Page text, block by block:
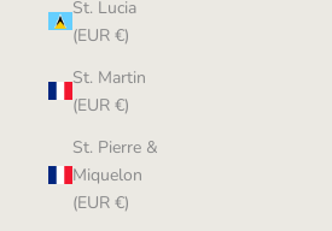
St. Lucia
(EUR €)
St. Martin
(EUR €)
St. Pierre &
Miquelon
(EUR €)